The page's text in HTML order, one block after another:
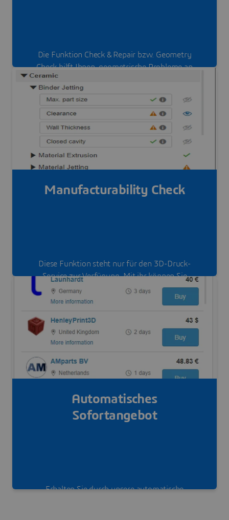
Die Funktion Check & Repair bzw. Geometry
Check hilft Ihnen, geometrische Probleme an
Ihrem Bauteil zu erkennen und sie online und live
Manufacturability Check
Diese Funktion steht nur für den 3D-Druck-
Service zur Verfügung. Mit ihr können Sie
prüfen, ob Ihr Bauteil mit den gegebenen
Rohstoffen und Verfahren produzierbar ist.
Automatisches
Sofortangebot
Erhalten Sie durch unsere automatische